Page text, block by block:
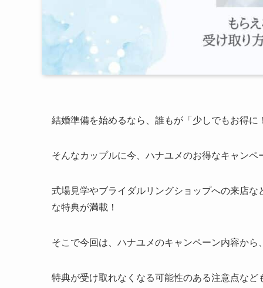
結婚準備を始めるなら、誰もが「少しでもお得に
そんなカップルに今、ハナユメのお得なキャンペ
式場見学やブライダルリングショップへの来店
な特典が満載！
そこで今回は、ハナユメのキャンペーン内容か
特典が受け取れなくなる可能性のある注意点な